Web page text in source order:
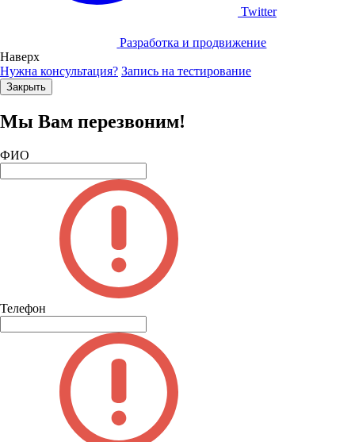
Twitter
Разработка и продвижение
Наверх
Нужна консультация? Запись на тестирование
Закрыть
Мы Вам перезвоним!
ФИО
Телефон